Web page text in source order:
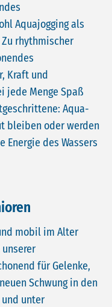
Aquajogging als
rhythmischer
Kraft und
jede Menge Spaß
Aqua-
bleiben oder werden
Energie des Wassers
mobil im Alter
für Gelenke,
Schwung in den
unter